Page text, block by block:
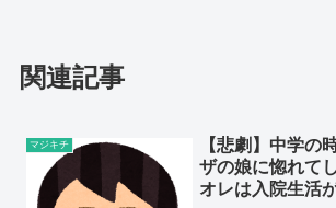
関連記事
マジキチ
【悲劇】中学の
ザの娘に惚れて
オレは入院生活